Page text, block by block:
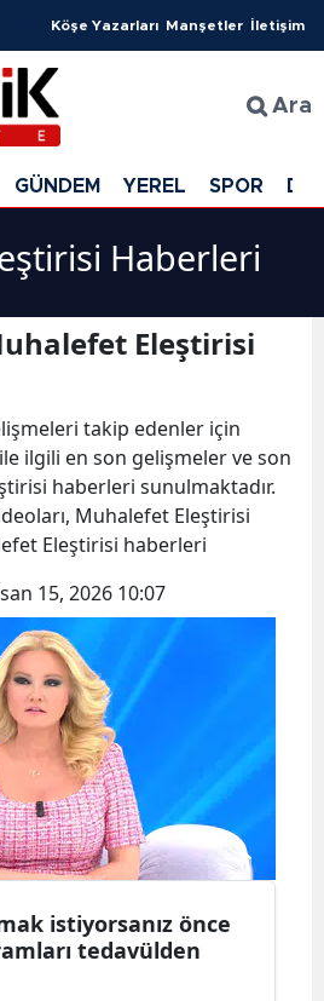
Köşe Yazarları Manşetler İletişim
Ara
GÜNDEM YEREL SPOR
Haberleri
Eleştirisi
takip edenler için
ile ilgili en son gelişmeler ve son
haberleri sunulmaktadır.
Muhalefet Eleştirisi
Eleştirisi haberleri
15, 2026 10:07
istiyorsanız önce
tedavülden